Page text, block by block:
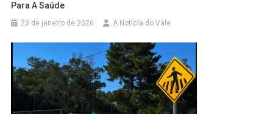
Para A Saúde
23 de janeiro de 2026 A Notícia do Vale